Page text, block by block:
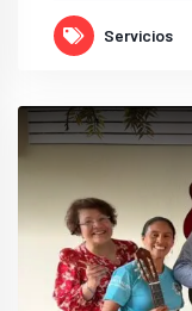
Servicios